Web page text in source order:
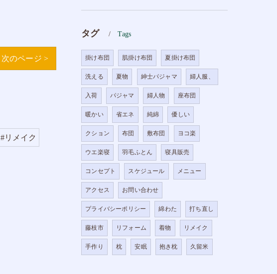
次のページ >
#リメイク
タグ Tags
掛け布団 肌掛け布団 夏掛け布団
洗える 夏物 紳士パジャマ 婦人服、
入荷 パジャマ 婦人物 座布団
暖かい 省エネ 純綿 優しい
クション 布団 敷布団 ヨコ楽
ウエ楽寝 羽毛ふとん 寝具販売
コンセプト スケジュール メニュー
アクセス お問い合わせ
プライバシーポリシー 綿わた 打ち直し
藤枝市 リフォーム 着物 リメイク
手作り 枕 安眠 抱き枕 久留米